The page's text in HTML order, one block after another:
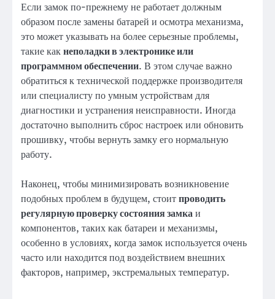
Если замок по-прежнему не работает должным
образом после замены батарей и осмотра механизма,
это может указывать на более серьезные проблемы,
такие какнеполадки в электронике или
программном обеспечении. В этом случае важно
обратиться к технической поддержке производителя
или специалисту по умным устройствам для
диагностики и устранения неисправности. Иногда
достаточно выполнить сброс настроек или обновить
прошивку, чтобы вернуть замку его нормальную
работу.
Наконец, чтобы минимизировать возникновение
подобных проблем в будущем, стоитпроводить
регулярную проверку состояния замкаи
компонентов, таких как батареи и механизмы,
особенно в условиях, когда замок используется очень
часто или находится под воздействием внешних
факторов, например, экстремальных температур.